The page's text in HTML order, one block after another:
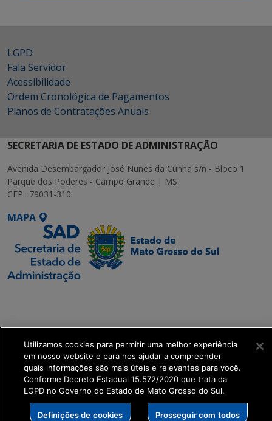
LGPD
Fala Servidor
Acessibilidade
Ordem Cronológica de Pagamentos
Planos de Contratações Anuais
SECRETARIA DE ESTADO DE ADMINISTRAÇÃO
Avenida Desembargador José Nunes da Cunha s/n - Bloco 1
Parque dos Poderes - Campo Grande | MS
CEP.: 79031-310
MAPA
Transformação Digital
get_footer();
Utilizamos cookies para permitir uma melhor experiência
em nosso website e para nos ajudar a compreender
quais informações são mais úteis e relevantes para você.
Conforme Decreto Estadual 15.572/2020 que trata da
LGPD no Governo do Estado de Mato Grosso do Sul.
Definições de cookies Prosseguir com todos